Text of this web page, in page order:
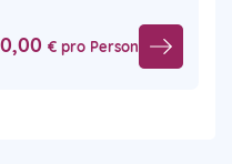
€ pro Person